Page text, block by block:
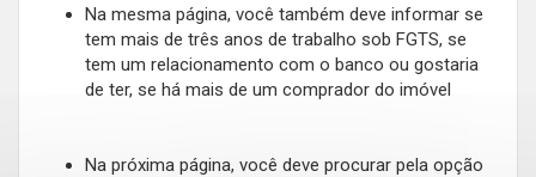
Na mesma página, você também deve informar se
tem mais de três anos de trabalho sob FGTS, se
tem um relacionamento com o banco ou gostaria
de ter, se há mais de um comprador do imóvel
Na próxima página, você deve procurar pela opção